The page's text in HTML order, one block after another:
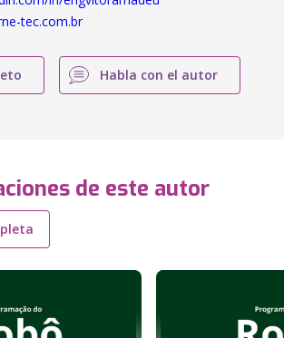
tec.com.br
Habla con el autor
de este autor